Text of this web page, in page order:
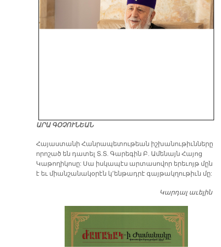
ԱՐԱ ԳՕՉՈՒՆԵԱՆ
​Հայաստանի Հանրապետութեան իշխանութիւնները
որոշած են դատել Տ.Տ. Գարեգին Բ. Ամենայն Հայոց
Կաթողիկոսը: Սա իսկապէս արտասովոր երեւոյթ մըն
է եւ միանշանակօրէն կ՚ենթադրէ գայթակղութիւն մը:
Կարդալ աւելին